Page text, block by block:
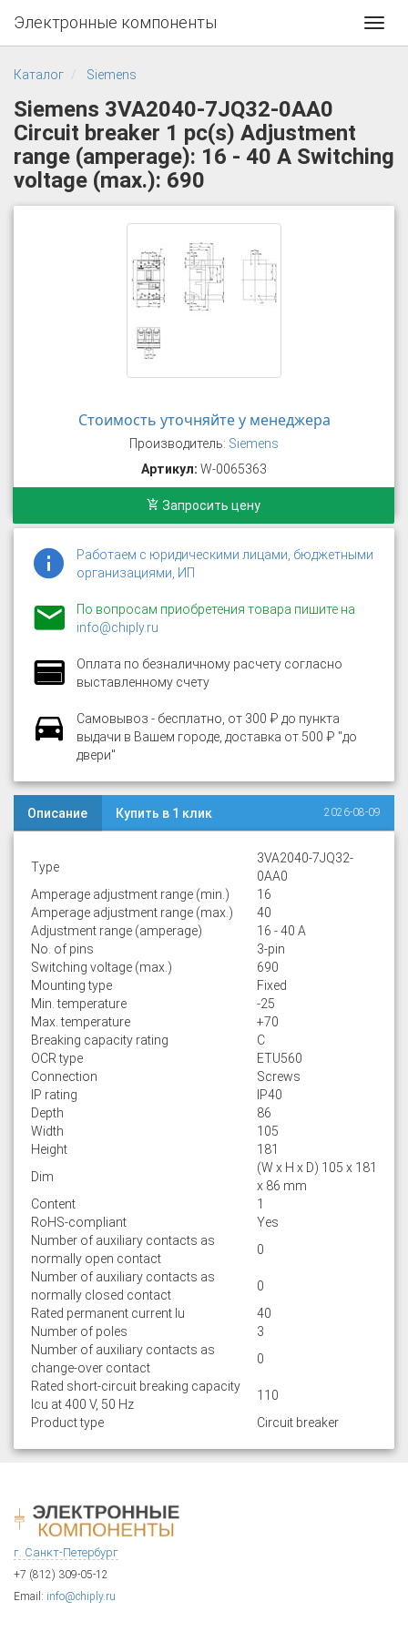
Электронные компоненты
Каталог Siemens
Siemens 3VA2040-7JQ32-0AA0
Circuit breaker 1 pc(s) Adjustment
range (amperage): 16 - 40 A Switching
voltage (max.): 690
Стоимость уточняйте у менеджера
Производитель: Siemens
Артикул: W-0065363
Запросить цену
Работаем с юридическими лицами, бюджетными
организациями, ИП
По вопросам приобретения товара пишите на
info@chiply.ru
Оплата по безналичному расчету согласно
выставленному счету
Самовывоз - бесплатно, от 300 ₽ до пункта
выдачи в Вашем городе, доставка от 500 ₽ "до
двери"
Описание Купить в 1 клик 2026-08-09
Type
3VA2040-7JQ32-
0AA0
Amperage adjustment range (min.)
16
Amperage adjustment range (max.)
40
Adjustment range (amperage)
16 - 40 A
No. of pins
3-pin
Switching voltage (max.)
690
Mounting type
Fixed
Min. temperature
-25
Max. temperature
+70
Breaking capacity rating
C
OCR type
ETU560
Connection
Screws
IP rating
IP40
Depth
86
Width
105
Height
181
Dim
(W x H x D) 105 x 181
x 86 mm
Content
1
RoHS-compliant
Yes
Number of auxiliary contacts as
normally open contact
0
Number of auxiliary contacts as
normally closed contact
0
Rated permanent current Iu
40
Number of poles
3
Number of auxiliary contacts as
change-over contact
0
Rated short-circuit breaking capacity
lcu at 400 V, 50 Hz
110
Product type
Circuit breaker
г. Санкт-Петербург
+7 (812) 309-05-12
Email: info@chiply.ru